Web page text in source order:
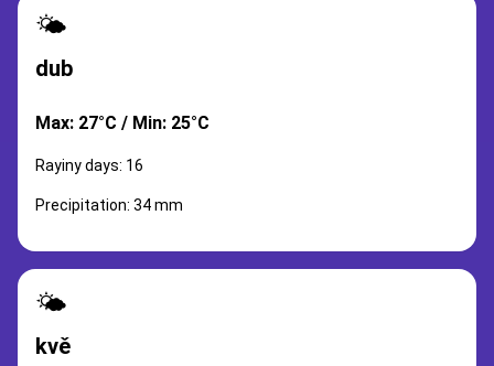
🌤️
dub
Max: 27°C / Min: 25°C
Rayiny days: 16
Precipitation: 34 mm
🌤️
kvě